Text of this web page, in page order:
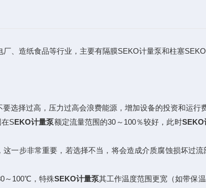
、造纸食品等行业，主要有隔膜SEKO计量泵和柱塞
选择过高，压力过高会浪费能源，增加设备的投资和运行
SEKO计量泵额定流量范围的30～100％较好，此时SEKO
一步非常重要，若选择不当，将会造成介质腐蚀损坏过
～100℃，特殊SEKO计量泵其工作温度范围更宽（如带保